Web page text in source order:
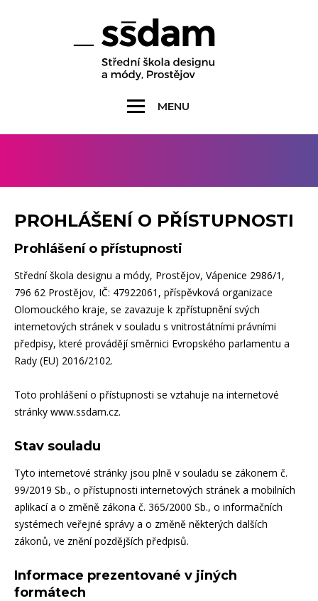
MENU
PROHLÁŠENÍ O PŘÍSTUPNOSTI
Prohlášení o přístupnosti
Střední škola designu a módy, Prostějov, Vápenice 2986/1,
796 62 Prostějov, IČ: 47922061, příspěvková organizace
Olomouckého kraje​, se zavazuje k zpřístupnění svých
internetových stránek v souladu s vnitrostátními právními
předpisy, které provádějí směrnici Evropského parlamentu a
Rady (EU) 2016/2102.
Toto prohlášení o přístupnosti se vztahuje na internetové
stránky www.ssdam.cz.
Stav souladu
Tyto internetové stránky jsou plně v souladu se zákonem č.
99/2019 Sb., o přístupnosti internetových stránek a mobilních
aplikací a o změně zákona č. 365/2000 Sb., o informačních
systémech veřejné správy a o změně některých dalších
zákonů, ve znění pozdějších předpisů.
Informace prezentované v jiných
formátech